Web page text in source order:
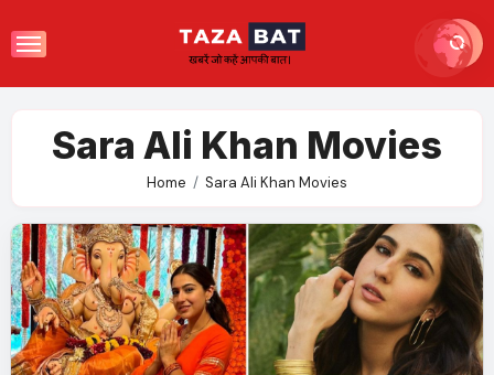
to
Sara Ali Khan Movies
Home Sara Ali Khan Movies